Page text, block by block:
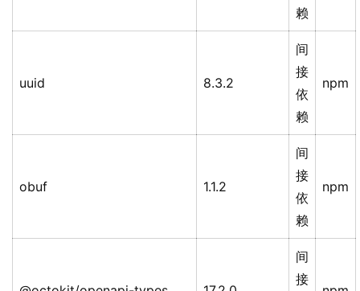
赖
uuid 8.3.2
间
接
依
赖
npm
obuf 1.1.2
间
接
依
赖
npm
间
接